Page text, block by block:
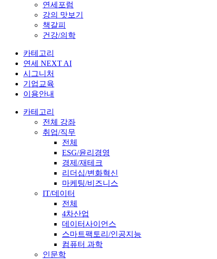
연세포럼
강의 맛보기
책갈피
건강/의학
카테고리
연세 NEXT AI
시그니처
기업교육
이용안내
카테고리
전체 강좌
취업/직무
전체
ESG/윤리경영
경제/재테크
리더십/변화혁신
마케팅/비즈니스
IT/데이터
전체
4차산업
데이터사이언스
스마트팩토리/인공지능
컴퓨터 과학
인문학